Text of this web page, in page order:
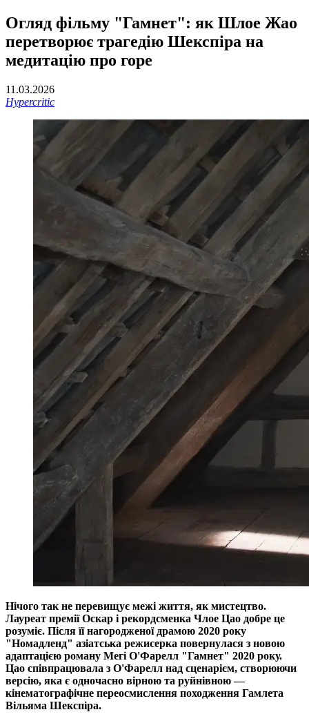
Огляд фільму "Гамнет": як Шлое Жао
перетворює трагедію Шекспіра на
медитацію про горе
11.03.2026
Hypercritic
Нічого так не перевищує межі життя, як мистецтво.
Лауреат премії Оскар і рекордсменка Члое Цао добре це
розуміє. Після її нагородженої драмою 2020 року
"Номадленд" азіатська режисерка повернулася з новою
адаптацією роману Мегі О'Фарелл "Гамнет" 2020 року.
Цао співпрацювала з О'Фарелл над сценарієм, створюючи
версію, яка є одночасно вірною та руйнівною —
кінематографічне переосмислення походження Гамлета
Вільяма Шекспіра.